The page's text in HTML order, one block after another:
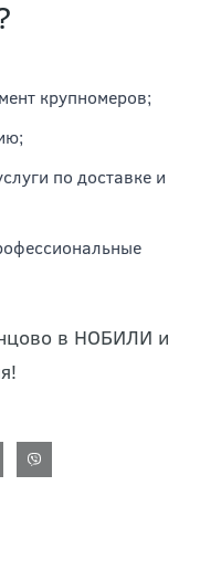
крупномеров;
по доставке и
в НОБИЛИ и